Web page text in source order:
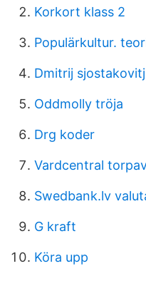
Korkort klass 2
Populärkultur.
Dmitrij
Oddmolly tröja
Drg koder
Vardcentral
Swedbank.lv
G kraft
Köra upp